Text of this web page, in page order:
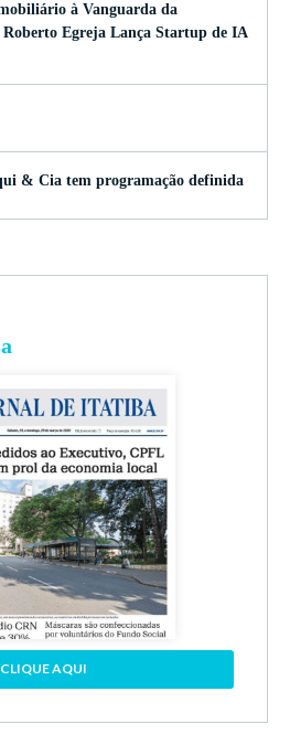
à Vanguarda da
Roberto Egreja Lança Startup de IA
& Cia tem programação definida
CLIQUE AQUI